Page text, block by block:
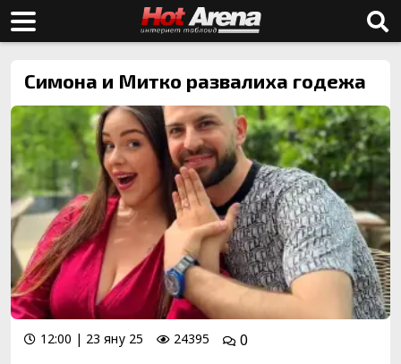
Симона и Митко развалиха годежа
12:00 | 23 яну 25 24395
0